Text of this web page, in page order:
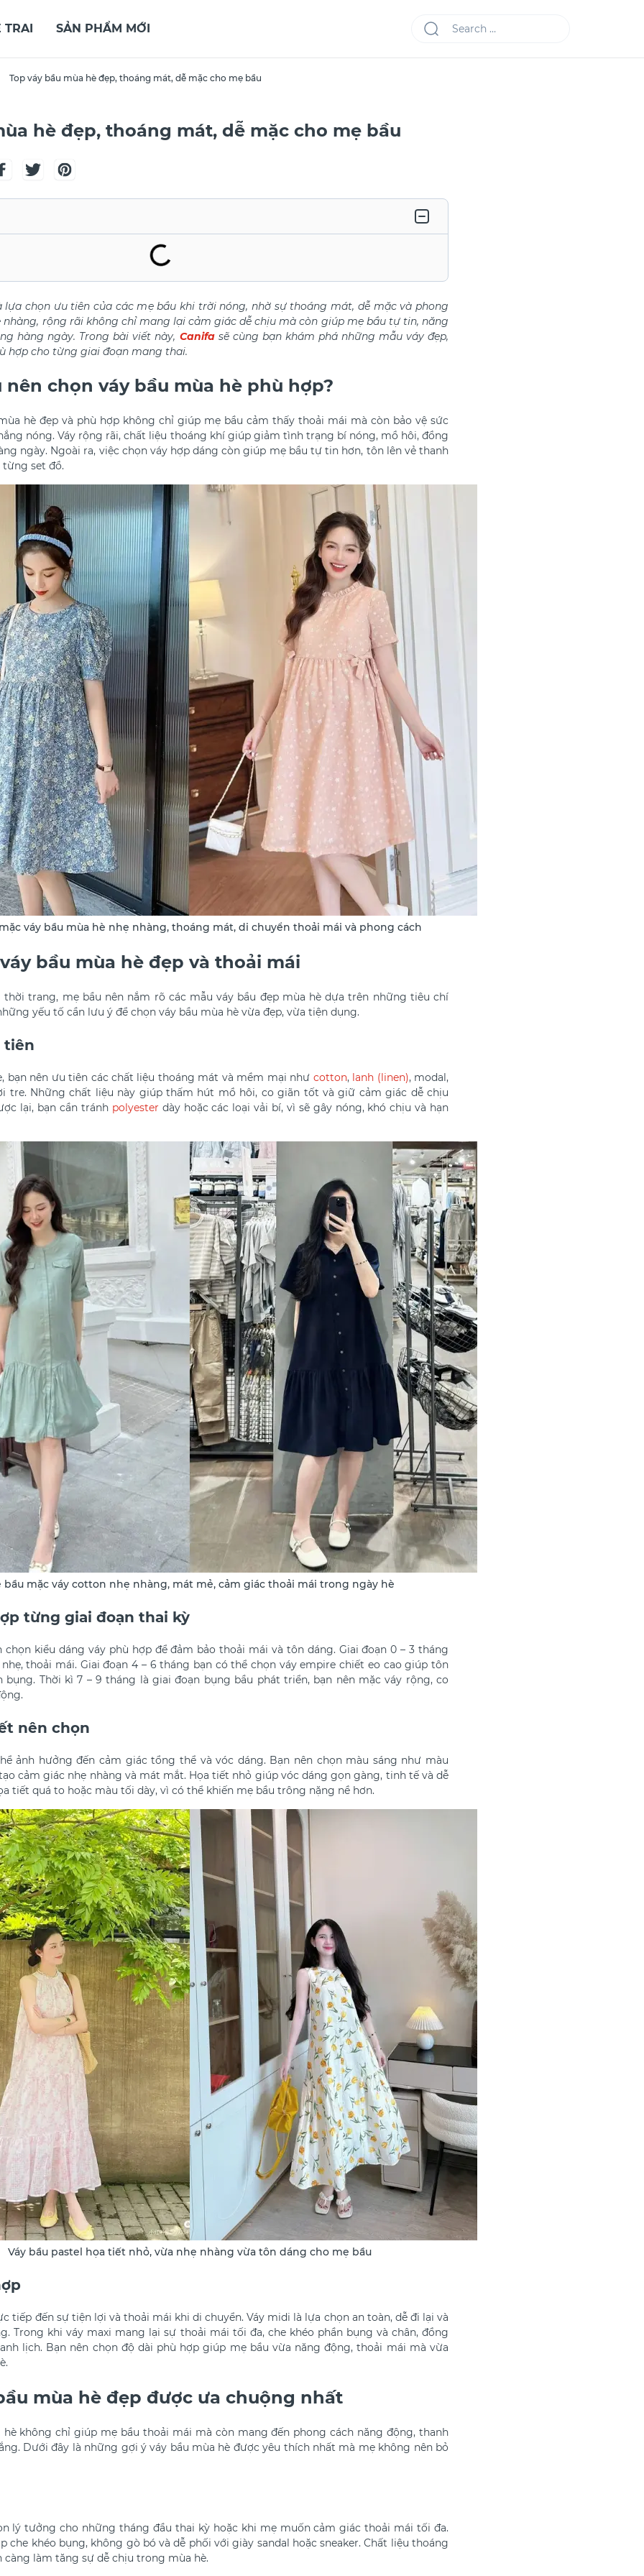
TRAI SẢN PHẨM MỚI
Top váy bầu mùa hè đẹp, thoáng mát, dễ mặc cho mẹ bầu
hè đẹp, thoáng mát, dễ mặc cho mẹ bầu
chọn ưu tiên của các mẹ bầu khi trời nóng, nhờ sự thoáng mát, dễ mặc và phong
nhàng, rộng rãi không chỉ mang lại cảm giác dễ chịu mà còn giúp mẹ bầu tự tin, năng
hàng ngày. Trong bài viết này, Canifasẽ cùng bạn khám phá những mẫu váy đẹp,
hợp cho từng giai đoạn mang thai.
nên chọn váy bầu mùa hè phù hợp?
hè đẹp và phù hợp không chỉ giúp mẹ bầu cảm thấy thoải mái mà còn bảo vệ sức
nóng. Váy rộng rãi, chất liệu thoáng khí giúp giảm tình trạng bí nóng, mồ hôi, đồng
ngày. Ngoài ra, việc chọn váy hợp dáng còn giúp mẹ bầu tự tin hơn, tôn lên vẻ thanh
set đồ.
váy bầu mùa hè nhẹ nhàng, thoáng mát, di chuyển thoải mái và phong cách
bầu mùa hè đẹp và thoải mái
trang, mẹ bầu nên nắm rõ các mẫu váy bầu đẹp mùa hè dựa trên những tiêu chí
yếu tố cần lưu ý để chọn váy bầu mùa hè vừa đẹp, vừa tiện dụng.
tiên
bạn nên ưu tiên các chất liệu thoáng mát và mềm mại như cotton, lanh (linen), modal,
tre. Những chất liệu này giúp thấm hút mồ hôi, co giãn tốt và giữ cảm giác dễ chịu
lại, bạn cần tránh polyester dày hoặc các loại vải bí, vì sẽ gây nóng, khó chịu và hạn
bầu mặc váy cotton nhẹ nhàng, mát mẻ, cảm giác thoải mái trong ngày hè
từng giai đoạn thai kỳ
kiểu dáng váy phù hợp để đảm bảo thoải mái và tôn dáng. Giai đoạn 0 – 3 tháng
thoải mái. Giai đoạn 4 – 6 tháng bạn có thể chọn váy empire chiết eo cao giúp tôn
bụng. Thời kì 7 – 9 tháng là giai đoạn bụng bầu phát triển, bạn nên mặc váy rộng, co
nên chọn
ảnh hưởng đến cảm giác tổng thể và vóc dáng. Bạn nên chọn màu sáng như màu
cảm giác nhẹ nhàng và mát mắt. Họa tiết nhỏ giúp vóc dáng gọn gàng, tinh tế và dễ
tiết quá to hoặc màu tối dày, vì có thể khiến mẹ bầu trông nặng nề hơn.
Váy bầu pastel họa tiết nhỏ, vừa nhẹ nhàng vừa tôn dáng cho mẹ bầu
tiếp đến sự tiện lợi và thoải mái khi di chuyển. Váy midi là lựa chọn an toàn, dễ đi lại và
Trong khi váy maxi mang lại sự thoải mái tối đa, che khéo phần bụng và chân, đồng
lịch. Bạn nên chọn độ dài phù hợp giúp mẹ bầu vừa năng động, thoải mái mà vừa
mùa hè đẹp được ưa chuộng nhất
hè không chỉ giúp mẹ bầu thoải mái mà còn mang đến phong cách năng động, thanh
Dưới đây là những gợi ý váy bầu mùa hè được yêu thích nhất mà mẹ không nên bỏ
lý tưởng cho những tháng đầu thai kỳ hoặc khi mẹ muốn cảm giác thoải mái tối đa.
che khéo bụng, không gò bó và dễ phối với giày sandal hoặc sneaker. Chất liệu thoáng
làm tăng sự dễ chịu trong mùa hè.